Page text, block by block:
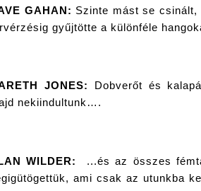
GAHAN: Szinte mást se
gyűjtötte a különféle
JONES:
Dobverőt és
nekiindultunk….
WILDER:
...és az összes
ami csak az utunkba